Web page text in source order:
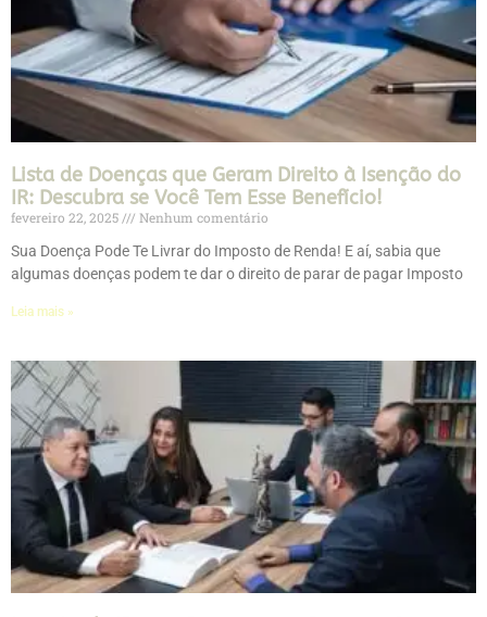
Lista de Doenças que Geram Direito à Isenção do
IR: Descubra se Você Tem Esse Benefício!
fevereiro 22, 2025
Nenhum comentário
Sua Doença Pode Te Livrar do Imposto de Renda! E aí, sabia que
algumas doenças podem te dar o direito de parar de pagar Imposto
Leia mais »